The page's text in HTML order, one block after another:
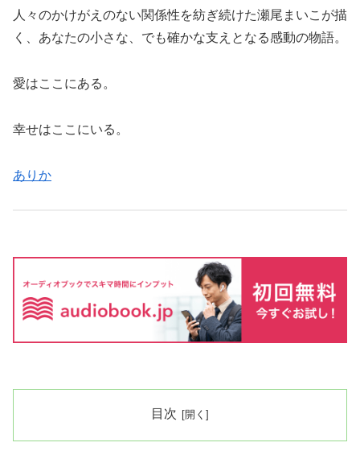
人々のかけがえのない関係性を紡ぎ続けた瀬尾まいこが描
く、あなたの小さな、でも確かな支えとなる感動の物語。
愛はここにある。
幸せはここにいる。
ありか
目次